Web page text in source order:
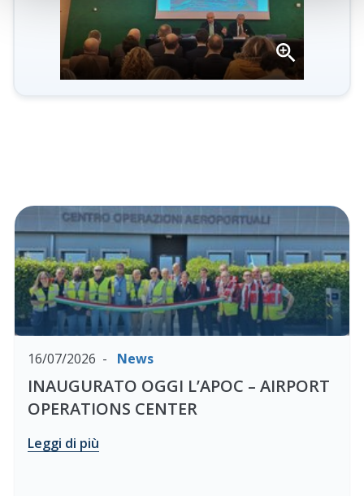
Apri
la
gallery
16/07/2026 News
INAUGURATO OGGI L’APOC – AIRPORT
OPERATIONS CENTER
Leggi di più